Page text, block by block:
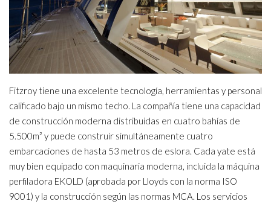
Fitzroy tiene una excelente tecnología, herramientas y personal
calificado bajo un mismo techo. La compañía tiene una capacidad
de construcción moderna distribuidas en cuatro bahías de
5.500m² y puede construir simultáneamente cuatro
embarcaciones de hasta 53 metros de eslora. Cada yate está
muy bien equipado con maquinaria moderna, incluida la máquina
perfiladora EKOLD (aprobada por Lloyds con la norma ISO
9001) y la construcción según las normas MCA. Los servicios